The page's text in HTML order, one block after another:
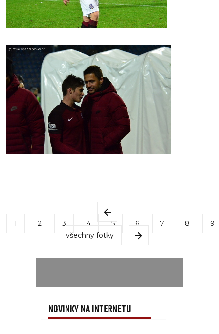
1 2 3 4 5 6 7 8
9
všechny fotky
NOVINKY NA INTERNETU